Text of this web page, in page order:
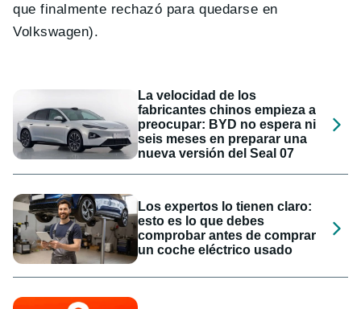
que finalmente rechazó para quedarse en
Volkswagen).
La velocidad de los
fabricantes chinos empieza a
preocupar: BYD no espera ni
seis meses en preparar una
nueva versión del Seal 07
Los expertos lo tienen claro:
esto es lo que debes
comprobar antes de comprar
un coche eléctrico usado